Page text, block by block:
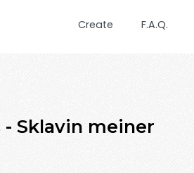
Create F.A.Q.
- Sklavin meiner